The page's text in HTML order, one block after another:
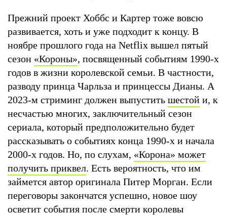
Прежний проект Хоббс и Картер тоже вовсю
развивается, хоть и уже подходит к концу. В
ноябре прошлого года на Netflix вышел пятый
сезон «Короны», посвященный событиям 1990-х
годов в жизни королевской семьи. В частности,
разводу принца Чарльза и принцессы Дианы. А
2023-м стриминг должен выпустить шестой и, к
несчастью многих, заключительный сезон
сериала, который предположительно будет
рассказывать о событиях конца 1990-х и начала
2000-х годов. Но, по слухам, «Корона» может
получить приквел. Есть вероятность, что им
займется автор оригинала Питер Морган. Если
переговоры закончатся успешно, новое шоу
осветит события после смерти королевы